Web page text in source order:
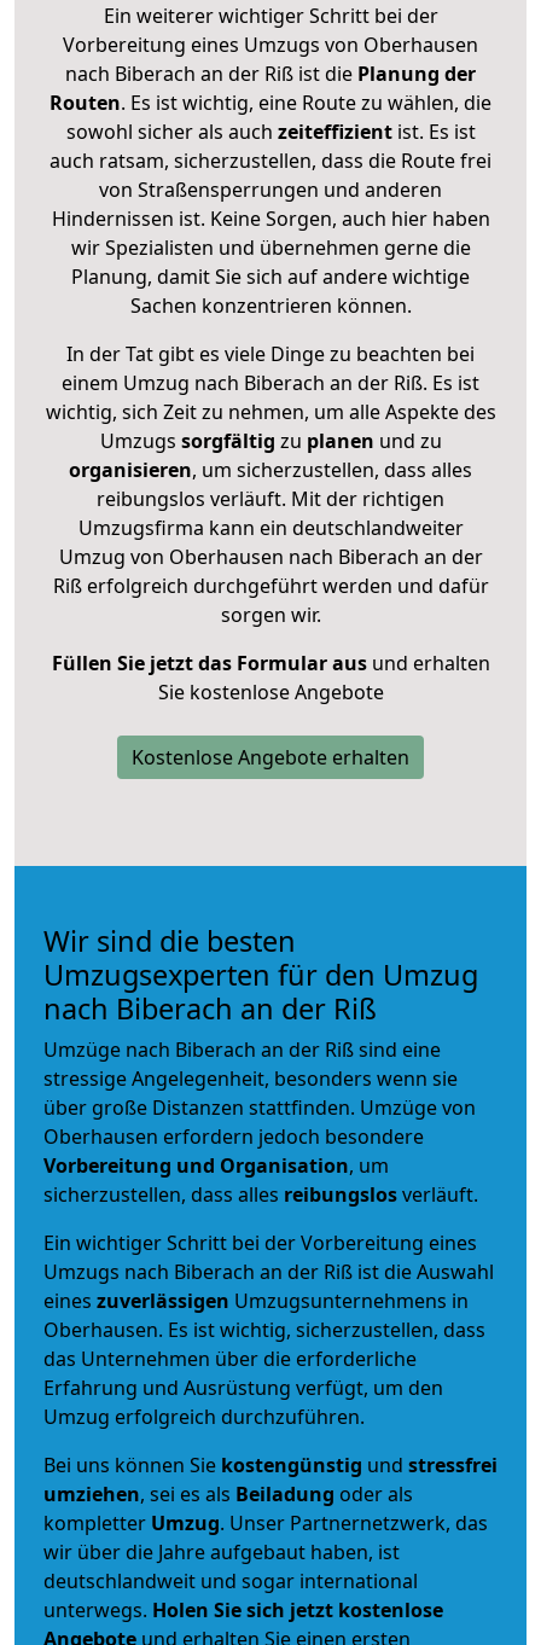
Ein weiterer wichtiger Schritt bei der
Vorbereitung eines Umzugs von Oberhausen
nach Biberach an der Riß ist die Planung der
Routen. Es ist wichtig, eine Route zu wählen, die
sowohl sicher als auch zeiteffizientist. Es ist
auch ratsam, sicherzustellen, dass die Route frei
von Straßensperrungen und anderen
Hindernissen ist. Keine Sorgen, auch hier haben
wir Spezialisten und übernehmen gerne die
Planung, damit Sie sich auf andere wichtige
Sachen konzentrieren können.
In der Tat gibt es viele Dinge zu beachten bei
einem Umzug nach Biberach an der Riß. Es ist
wichtig, sich Zeit zu nehmen, um alle Aspekte des
Umzugs sorgfältig zu planen und zu
organisieren, um sicherzustellen, dass alles
reibungslos verläuft. Mit der richtigen
Umzugsfirma kann ein deutschlandweiter
Umzug von Oberhausen nach Biberach an der
Riß erfolgreich durchgeführt werden und dafür
sorgen wir.
Füllen Sie jetzt das Formular ausund erhalten
Sie kostenlose Angebote
Kostenlose Angebote erhalten
Wir sind die besten
Umzugsexperten für den Umzug
nach Biberach an der Riß
Umzüge nach Biberach an der Riß sind eine
stressige Angelegenheit, besonders wenn sie
über große Distanzen stattfinden. Umzüge von
Oberhausen erfordern jedoch besondere
Vorbereitung und Organisation, um
sicherzustellen, dass alles reibungslosverläuft.
Ein wichtiger Schritt bei der Vorbereitung eines
Umzugs nach Biberach an der Riß ist die Auswahl
eines zuverlässigen Umzugsunternehmens in
Oberhausen. Es ist wichtig, sicherzustellen, dass
das Unternehmen über die erforderliche
Erfahrung und Ausrüstung verfügt, um den
Umzug erfolgreich durchzuführen.
Bei uns können Sie kostengünstig und stressfrei
umziehen, sei es als Beiladung oder als
kompletter Umzug. Unser Partnernetzwerk, das
wir über die Jahre aufgebaut haben, ist
deutschlandweit und sogar international
unterwegs. Holen Sie sich jetzt kostenlose
Angebote und erhalten Sie einen ersten